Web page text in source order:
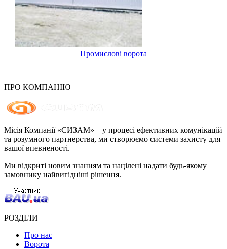
Промислові ворота
ПРО КОМПАНІЮ
Місія Компанії «СИЗАМ» – у процесі ефективних комунікацій
та розумного партнерства, ми створюємо системи захисту для
вашої впевненості.
Ми відкриті новим знанням та націлені надати будь-якому
замовнику найвигідніші рішення.
РОЗДІЛИ
Про нас
Ворота